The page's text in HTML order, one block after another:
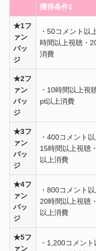
獲得条件1
★1フ
ァン
バッ
ジ
・50コメント以
時間以上視聴・
消費
★2フ
ァン
バッ
ジ
・10時間以上視
pt以上消費
★3フ
ァン
バッ
ジ
・400コメント
15時間以上視聴
以上消費
★4フ
ァン
バッ
ジ
・800コメント
20時間以上視聴
以上消費
★5フ
ァン
・1,200コメン